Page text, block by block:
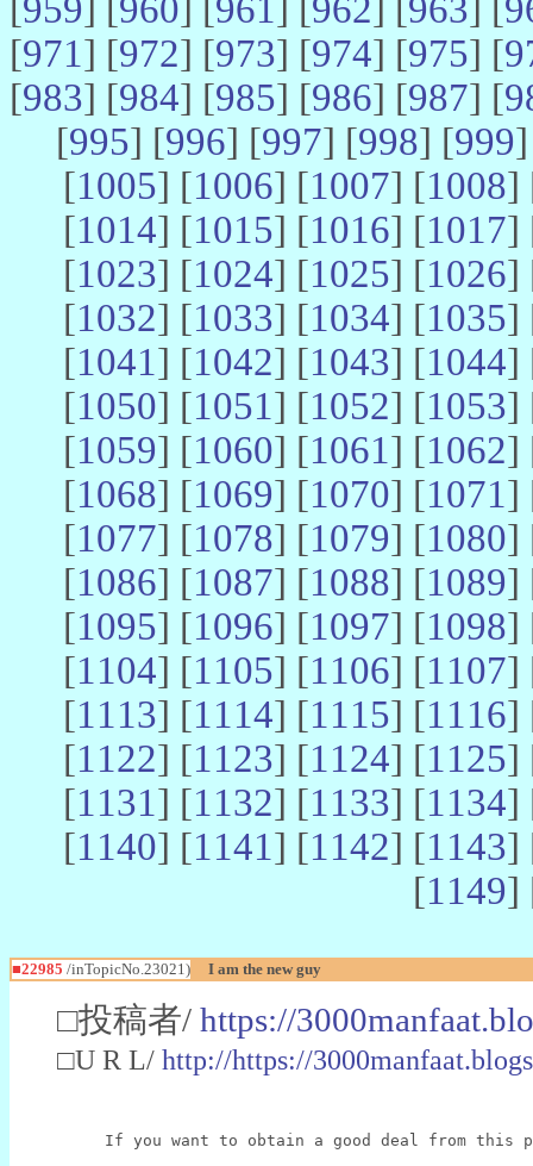
959 960 961 962 963
[971] [972] [973] [974] [975] [
[983] [984] [985] [986] [987] [
[995] [996] [997] [998] [999
[1005] [1006] [1007] [1008]
[1014] [1015] [1016] [1017]
[1023] [1024] [1025] [1026]
[1032] [1033] [1034] [1035]
[1041] [1042] [1043] [1044]
[1050] [1051] [1052] [1053]
[1059] [1060] [1061] [1062]
[1068] [1069] [1070] [1071]
[1077] [1078] [1079] [1080]
[1086] [1087] [1088] [1089]
[1095] [1096] [1097] [1098]
[1104] [1105] [1106] [1107]
[1113] [1114] [1115] [1116]
[1122] [1123] [1124] [1125]
[1131] [1132] [1133] [1134]
[1140] [1141] [1142] [1143]
[1149]
■22985 /inTopicNo.23021) I am the new guy
□投稿者/ https://
□U R L/ http://https://
If you want to obtain a good deal from this